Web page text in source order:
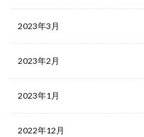
2023年3月
2023年2月
2023年1月
2022年12月